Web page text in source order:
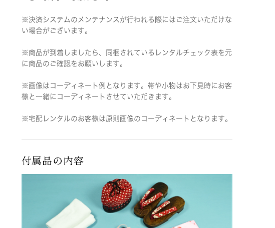
※決済システムのメンテナンスが行われる際にはご注文いただけな
い場合がございます。
※商品が到着しましたら、同梱されているレンタルチェック表を元
に商品のご確認をお願いします。
※画像はコーディネート例となります。帯や小物はお下見時にお客
様と一緒にコーディネートさせていただきます。
※宅配レンタルのお客様は原則画像のコーディネートとなります。
付属品の内容